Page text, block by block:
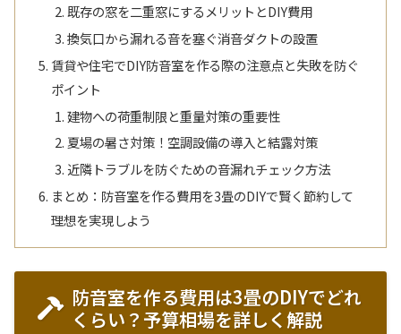
既存の窓を二重窓にするメリットとDIY費用
換気口から漏れる音を塞ぐ消音ダクトの設置
賃貸や住宅でDIY防音室を作る際の注意点と失敗を防ぐ
ポイント
建物への荷重制限と重量対策の重要性
夏場の暑さ対策！空調設備の導入と結露対策
近隣トラブルを防ぐための音漏れチェック方法
まとめ：防音室を作る費用を3畳のDIYで賢く節約して
理想を実現しよう
防音室を作る費用は3畳のDIYでどれ
くらい？予算相場を詳しく解説